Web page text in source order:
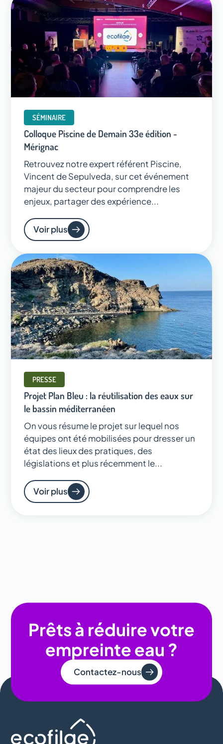
SÉMINAIRE
Colloque Piscine de Demain 33e édition -
Mérignac
Retrouvez notre expert référent Piscine,
Vincent de Sepulveda, sur cet événement
majeur du secteur pour comprendre les
enjeux, partager des expérience...
Voir plus
PRESSE
Projet Plan Bleu : la réutilisation des eaux sur
le bassin méditerranéen
On vous résume le projet sur lequel nos
équipes ont été mobilisées pour dresser un
état des lieux des pratiques, des
législations et plus récemment le...
Voir plus
Prêts à réduire votre
empreinte eau ?
Contactez-nous